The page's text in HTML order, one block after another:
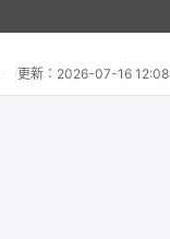
更新： 2026-07-16 12:08